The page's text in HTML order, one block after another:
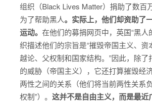
组织（Black Lives Matter）捐助了数百
为了帮助黑人。实际上，他们却资助了
运动。 在他们的募捐网页中，英国“黑人
织描述他们的宗旨是“摧毁帝国主义、资
越论、父权制和国家结构。”因此，除了
的威胁（帝国主义），它还打算摧毁经
两性之间的关系（他们将当前两性关系
权制”）。 这并不是自由主义，而是最近